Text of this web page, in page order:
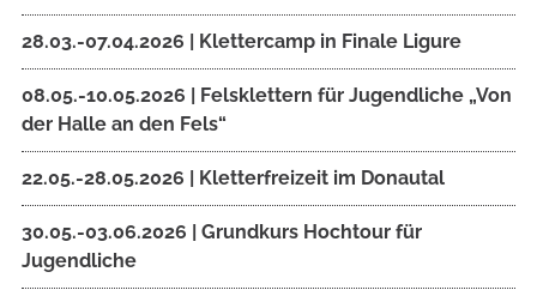
28.03.-07.04.2026 | Klettercamp in Finale Ligure
08.05.-10.05.2026 | Felsklettern für Jugendliche „Von
der Halle an den Fels“
22.05.-28.05.2026 | Kletterfreizeit im Donautal
30.05.-03.06.2026 | Grundkurs Hochtour für
Jugendliche